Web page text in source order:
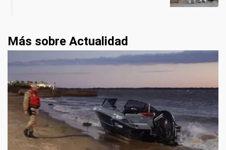
Más sobre Actualidad